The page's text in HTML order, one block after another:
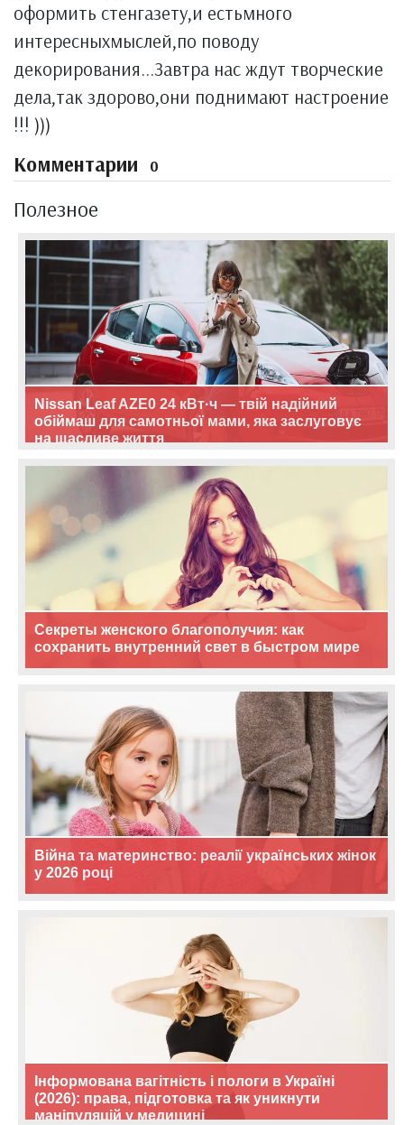
оформить стенгазету,и естьмного
интересныхмыслей,по поводу
декорирования...Завтра нас ждут творческие
дела,так здорово,они поднимают настроение
!!! )))
Комментарии 0
Полезное
Nissan Leaf AZE0 24 кВт·ч — твій надійний
обіймаш для самотньої мами, яка заслуговує
на щасливе життя
Секреты женского благополучия: как
сохранить внутренний свет в быстром мире
Війна та материнство: реалії українських жінок
у 2026 році
Інформована вагітність і пологи в Україні
(2026): права, підготовка та як уникнути
маніпуляцій у медицині